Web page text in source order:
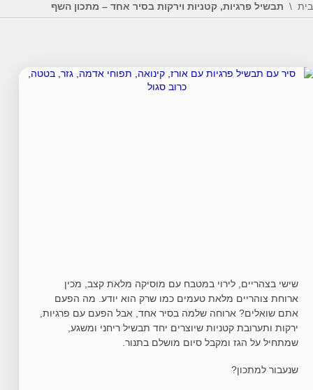
בית תבשיל פרגיות, קטניות וירקות בסיר אחד – מתכון השף
שישי בצהריים, לירוי במטבח עם מוסיקה מלאת קצב, מכין
ארוחת צוהריים מלאת טעמים כמו שרק הוא יודע. מה הפעם
אתם שואלים? ארוחה שלמה בסיר אחד, אבל הפעם עם פרגיות,
ירקות ותערובת קטניות שיוצרים יחד תבשיל ריחני ומשגע,
שמתחיל על הגז ומקבל סיום מושלם בתנור.
שנעבור למתכון?